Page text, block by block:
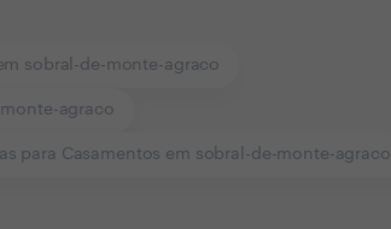
sobral-de-monte-agraco
agraco
para Casamentos em sobral-de-monte-agraco